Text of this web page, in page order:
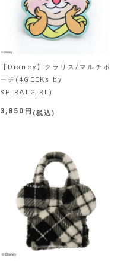
【Disney】クラリス/マルチポ
ーチ(4GEEKs by
SPIRALGIRL)
3,850 税込